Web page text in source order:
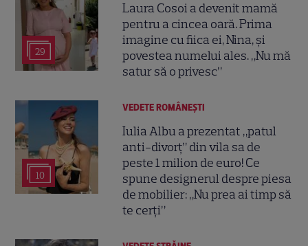
29
Laura Cosoi a devenit mamă
pentru a cincea oară. Prima
imagine cu fiica ei, Nina, și
povestea numelui ales. „Nu mă
satur să o privesc”
10
VEDETE ROMÂNEŞTI
Iulia Albu a prezentat „patul
anti-divorț” din vila sa de
peste 1 milion de euro! Ce
spune designerul despre piesa
de mobilier: „Nu prea ai timp să
te cerți”